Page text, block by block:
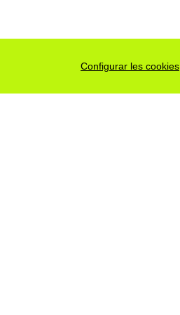
Configurar les cookies